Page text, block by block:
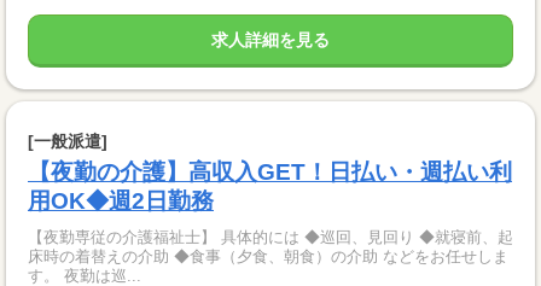
求人詳細を見る
[一般派遣]
【夜勤の介護】高収入GET！日払い・週払い利
用OK◆週2日勤務
【夜勤専従の介護福祉士】 具体的には ◆巡回、見回り ◆就寝前、起
床時の着替えの介助 ◆食事（夕食、朝食）の介助 などをお任せしま
す。 夜勤は巡...